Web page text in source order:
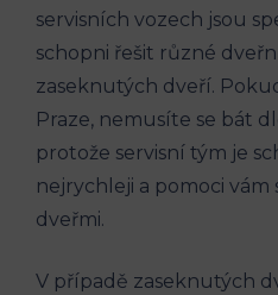
servisních vozech jsou
schopni řešit různé
zaseknutých dveří.
Praze, nemusíte se bát
protože servisní tým je
nejrychleji a pomoci vám
dveřmi.
V případě zaseknutých